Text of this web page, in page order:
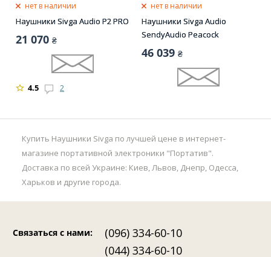
нет в наличии
Наушники Sivga Audio P2 PRO
21 070 ₴
4.5 2
нет в наличии
Наушники Sivga Audio
SendyAudio Peacock
46 039 ₴
Купить Наушники Sivga по лучшей цене в интернет-
магазине портативной электроники "Портатив".
Доставка по всей Украине: Киев, Львов, Днепр, Одесса,
Харьков и другие города.
Связаться с нами:
(096) 334-60-10
(044) 334-60-10